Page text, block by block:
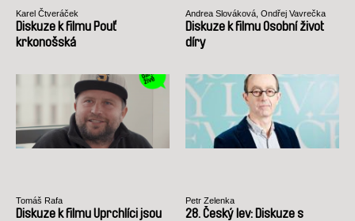
Karel Čtveráček
Diskuze k filmu Pouť
krkonošská
Andrea Slováková, Ondřej Vavrečka
Diskuze k filmu Osobní život
díry
Tomáš Rafa
Diskuze k filmu Uprchlíci jsou
Petr Zelenka
28. Český lev: Diskuze s